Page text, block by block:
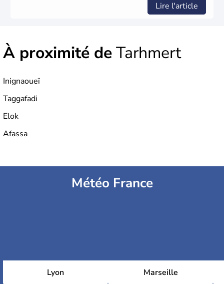
Lire l'article
À proximité deTarhmert
Inignaoueï
Taggafadi
Elok
Afassa
Météo France
Lyon Marseille